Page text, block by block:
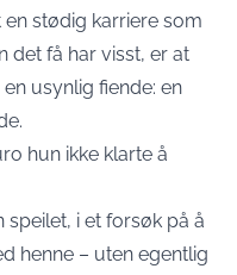
stødig karriere som
det få har visst, er at
usynlig fiende: en
hun ikke klarte å
i et forsøk på å
henne – uten egentlig